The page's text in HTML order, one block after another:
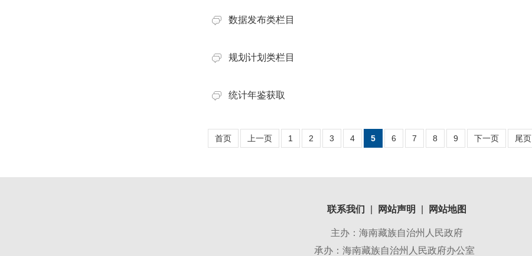
数据发布类栏目
规划计划类栏目
统计年鉴获取
首页 上一页 1 2 3 4 5 6 7 8 9 下一页 尾页
联系我们 网站声明 网站地图
主办：海南藏族自治州人民政府
承办：海南藏族自治州人民政府办公室